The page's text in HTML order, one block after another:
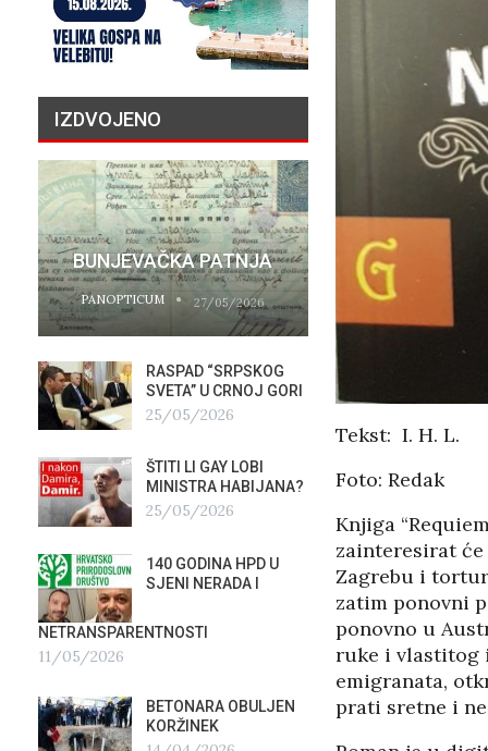
Tekst: I. H. L.
Foto: Redak
Knjiga
zainteresirat
Zagrebu i
zatim ponovni
ponovno u
ruke i vlastitog
emigranata,
prati sretne i
IZDVOJENO
BUNJEVAČKA PATNJA
PANOPTICUM 27/05/2026
RASPAD “SRPSKOG
SVETA” U CRNOJ GORI
25/05/2026
ŠTITI LI GAY LOBI
MINISTRA HABIJANA?
25/05/2026
140 GODINA HPD U
SJENI NERADA I
NETRANSPARENTNOSTI
11/05/2026
BETONARA OBULJEN
KORŽINEK
PRIČA O
PANOPTICUM
ČIJE
12/